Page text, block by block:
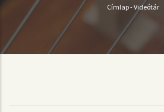
Morzsa
Címlap-Videótár